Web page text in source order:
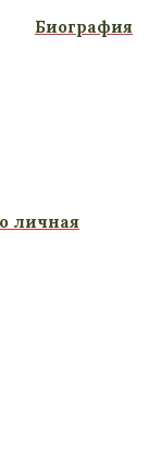
Биография
личная